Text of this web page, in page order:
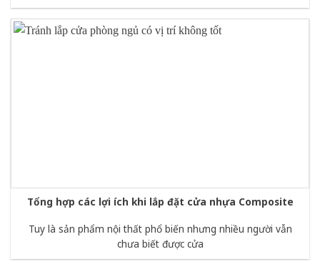
Tổng hợp các lợi ích khi lắp đặt cửa nhựa Composite
Tuy là sản phẩm nội thất phổ biến nhưng nhiều người vẫn
chưa biết được cửa